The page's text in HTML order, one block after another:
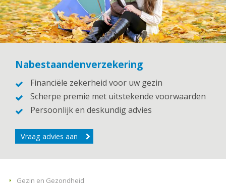
Nabestaandenverzekering
Financiële zekerheid voor uw gezin
Scherpe premie met uitstekende voorwaarden
Persoonlijk en deskundig advies
Vraag advies aan
Gezin en Gezondheid